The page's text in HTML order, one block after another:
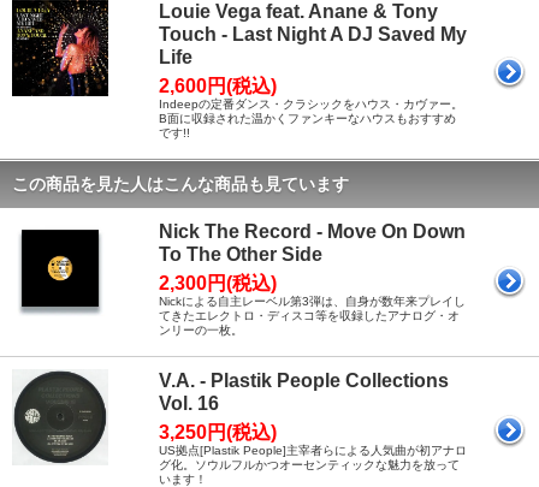
Louie Vega feat. Anane & Tony
Touch - Last Night A DJ Saved My
Life
2,600円(税込)
Indeepの定番ダンス・クラシックをハウス・カヴァー。
B面に収録された温かくファンキーなハウスもおすすめ
です!!
この商品を見た人はこんな商品も見ています
Nick The Record - Move On Down
To The Other Side
2,300円(税込)
Nickによる自主レーベル第3弾は、自身が数年来プレイし
てきたエレクトロ・ディスコ等を収録したアナログ・オ
ンリーの一枚。
V.A. - Plastik People Collections
Vol. 16
3,250円(税込)
US拠点[Plastik People]主宰者らによる人気曲が初アナロ
グ化。ソウルフルかつオーセンティックな魅力を放って
います！